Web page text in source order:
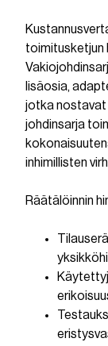
toimitusketjun
lisäosia,
jotka nostavat
johdinsarja
inhimillisten
Räätälöinnin